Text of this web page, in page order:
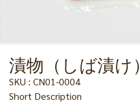
漬物（しば漬け）
SKU : CN01-0004
Short Description